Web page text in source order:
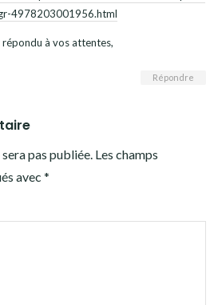
4978203001956.html
à vos attentes,
Répondre
pas publiée. Les champs
avec *